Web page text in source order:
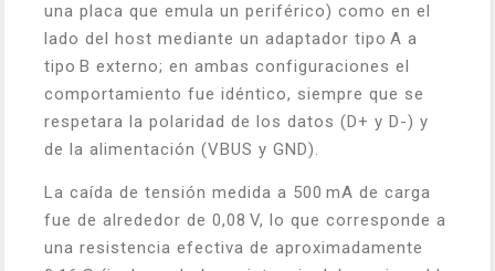
una placa que emula un periférico) como en el
lado del host mediante un adaptador tipo A a
tipo B externo; en ambas configuraciones el
comportamiento fue idéntico, siempre que se
respetara la polaridad de los datos (D+ y D-) y
de la alimentación (VBUS y GND).
La caída de tensión medida a 500 mA de carga
fue de alrededor de 0,08 V, lo que corresponde a
una resistencia efectiva de aproximadamente